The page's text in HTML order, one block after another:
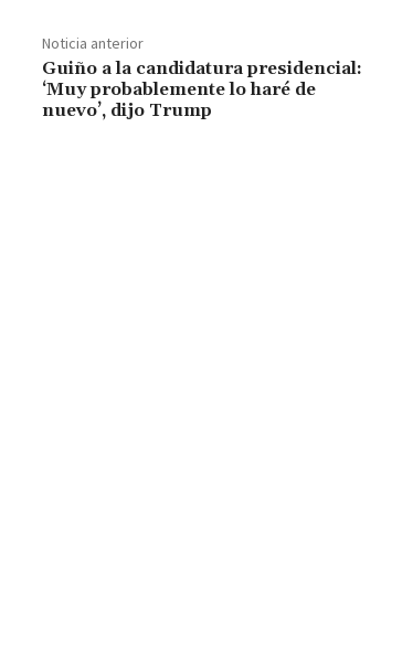
Noticia anterior
Guiño a la candidatura presidencial:
‘Muy probablemente lo haré de
nuevo’, dijo Trump